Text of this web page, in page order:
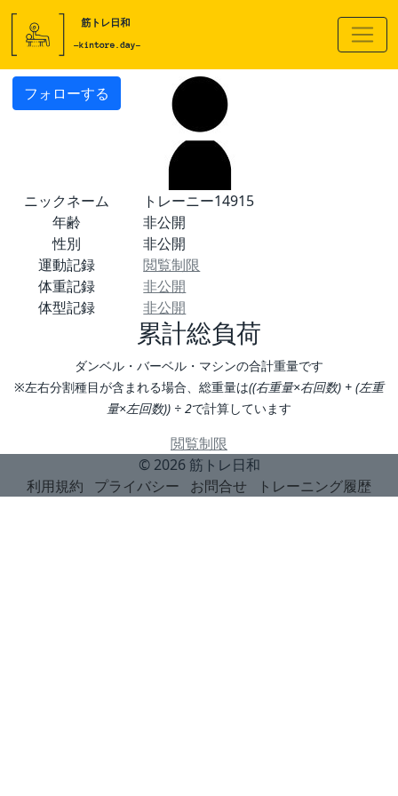
フォローする
ニックネーム
トレーニー14915
年齢
非公開
性別
非公開
運動記録
閲覧制限
体重記録
非公開
体型記録
非公開
累計総負荷
ダンベル・バーベル・マシンの合計重量です
※左右分割種目が含まれる場合、総重量は((右重量×右回数) + (左重
量×左回数)) ÷ 2で計算しています
閲覧制限
© 2026 筋トレ日和
利用規約
プライバシー お問合せ トレーニング履歴